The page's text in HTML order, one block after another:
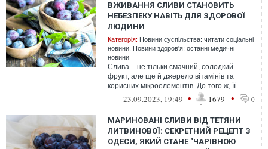
ВЖИВАННЯ СЛИВИ СТАНОВИТЬ
НЕБЕЗПЕКУ НАВІТЬ ДЛЯ ЗДОРОВОЇ
ЛЮДИНИ
Категорія: Новини суспільства: читати соціальні
новини Новини здоров'я: останні медичні
новини
Слива – не тільки смачний, солодкий
фрукт, але ще й джерело вітамінів та
корисних мікроелементів. До того ж, її
можна додавати в різні страви, починаю...
23.09.2023, 19:49 • 1679 • 0
МАРИНОВАНІ СЛИВИ ВІД ТЕТЯНИ
ЛИТВИНОВОЇ: СЕКРЕТНИЙ РЕЦЕПТ З
ОДЕСИ, ЯКИЙ СТАНЕ "ЧАРІВНОЮ